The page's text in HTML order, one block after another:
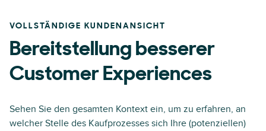
VOLLSTÄNDIGE KUNDENANSICHT
Bereitstellung besserer
Customer Experiences
Sehen Sie den gesamten Kontext ein, um zu erfahren, an
welcher Stelle des Kaufprozesses sich Ihre (potenziellen)